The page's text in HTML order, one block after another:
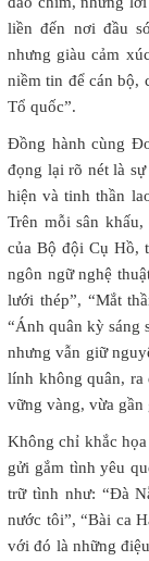
liền đến nơi đầu
nhưng giàu cảm
niềm tin để cán bộ,
Tổ quốc”.
Đồng hành cùng
đọng lại rõ nét là
hiện và tinh thần
Trên mỗi sân
của Bộ đội Cụ Hồ,
ngôn ngữ nghệ
lưới thép”, “Mắt
“Ánh quân kỳ
nhưng vẫn giữ
lính không quân, ra
vững vàng, vừa gần
Không chỉ khắc
gửi gắm tình yêu
trữ tình như: “Đà
nước tôi”, “Bài ca
với đó là những